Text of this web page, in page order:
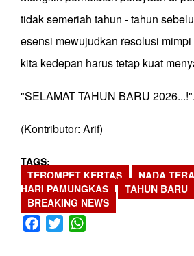
tidak semeriah tahun - tahun
esensi mewujudkan resolusi
kita kedepan harus tetap kuat
"SELAMAT TAHUN BARU 2026...!".
(Kontributor: Arif)
TAGS
TEROMPET KERTAS
NADA
HARI PAMUNGKAS
TAHUN BARU
BREAKING NEWS
Facebook
Twitter